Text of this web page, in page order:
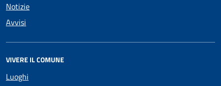
Notizie
Avvisi
VIVERE IL COMUNE
Luoghi